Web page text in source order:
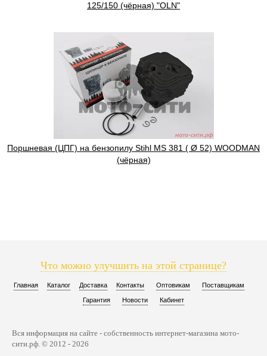
125/150 (чёрная) "OLN"
Поршневая (ЦПГ) на бензопилу Stihl MS 381 ( Ø 52) WOODMAN
(чёрная)
Что можно улучшить на этой странице?
Главная Каталог Доставка Контакты Оптовикам Поставщикам
Гарантия Новости Кабинет
Вся информация на сайте - собственность интернет-магазина мото-
сити.рф. © 2012 - 2026